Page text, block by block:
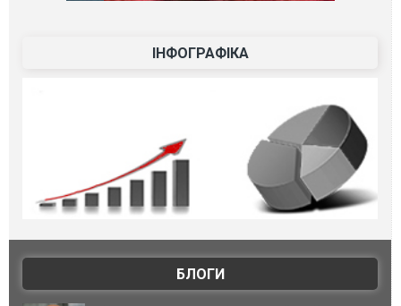
ІНФОГРАФІКА
БЛОГИ